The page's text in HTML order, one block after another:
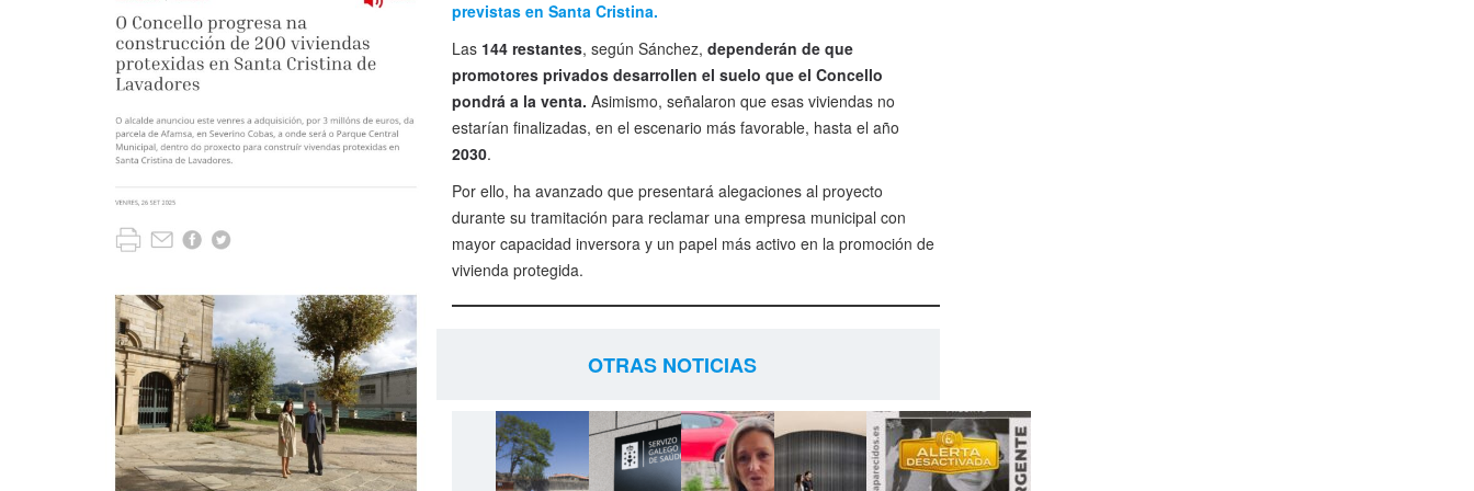
previstas en Santa Cristina.
Las 144 restantes, según Sánchez, dependerán de que
promotores privados desarrollen el suelo que el Concello
pondrá a la venta. Asimismo, señalaron que esas viviendas no
estarían finalizadas, en el escenario más favorable, hasta el año
2030.
Por ello, ha avanzado que presentará alegaciones al proyecto
durante su tramitación para reclamar una empresa municipal con
mayor capacidad inversora y un papel más activo en la promoción de
vivienda protegida.
OTRAS NOTICIAS